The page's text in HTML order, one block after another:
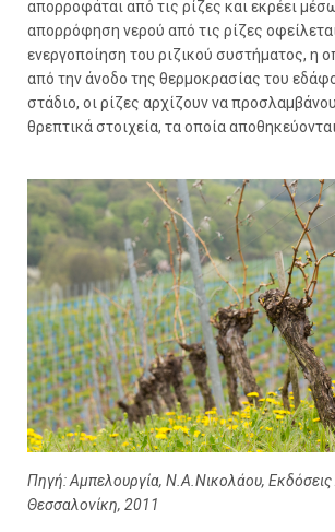
απορροφάται από τις ρίζες και εκρέει
απορρόφηση νερού από τις ρίζες
ενεργοποίηση του ριζικού συστήματος, η
από την άνοδο της θερμοκρασίας του
στάδιο, οι ρίζες αρχίζουν να
θρεπτικά στοιχεία, τα οποία
Πηγή: Αμπελουργία, Ν.Α.Νικολάου, Εκδόσεις
Θεσσαλονίκη, 2011